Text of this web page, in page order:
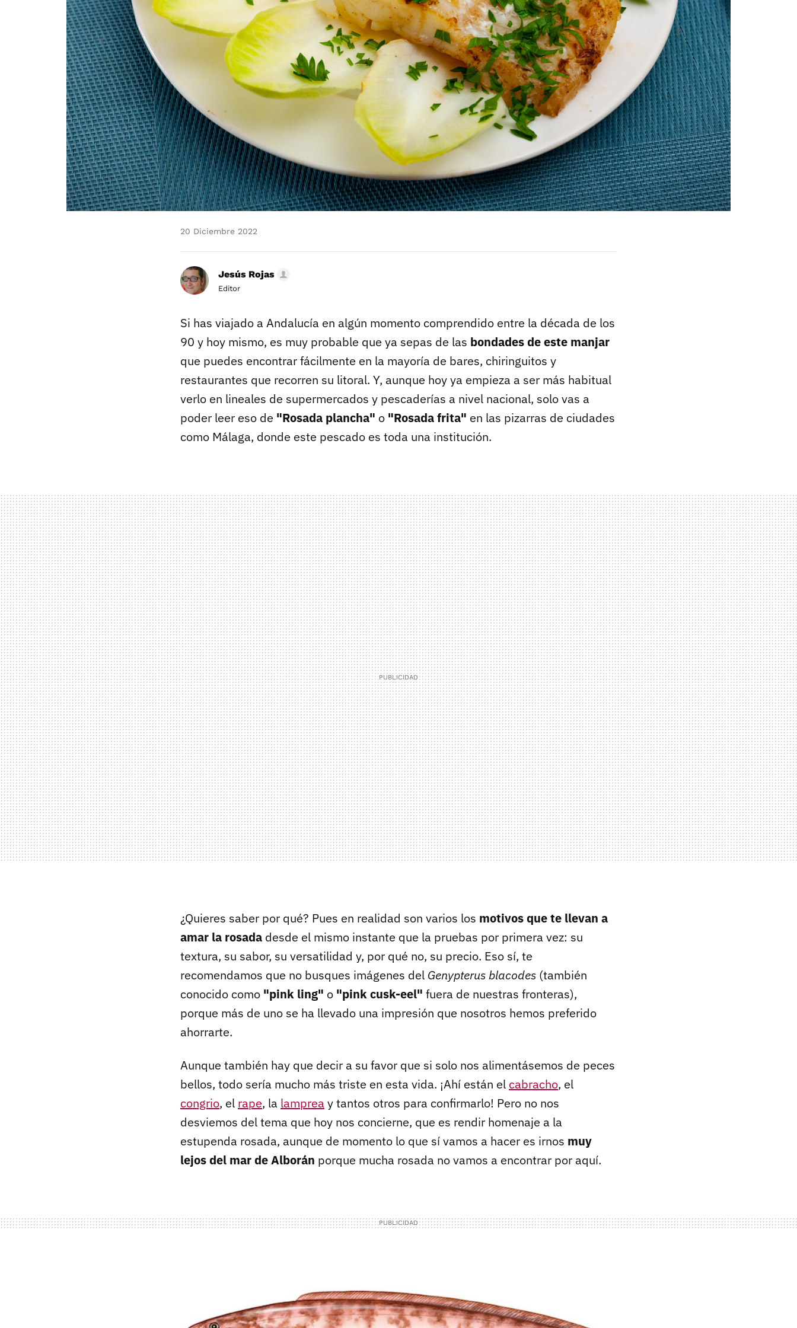
20 Diciembre 2022
Jesús Rojas
Editor
Si has viajado a Andalucía en algún momento comprendido entre la década de los
90 y hoy mismo, es muy probable que ya sepas de las bondades de este manjar
que puedes encontrar fácilmente en la mayoría de bares, chiringuitos y
restaurantes que recorren su litoral. Y, aunque hoy ya empieza a ser más habitual
verlo en lineales de supermercados y pescaderías a nivel nacional, solo vas a
poder leer eso de "Rosada plancha" o "Rosada frita" en las pizarras de ciudades
como Málaga, donde este pescado es toda una institución.
¿Quieres saber por qué? Pues en realidad son varios los motivos que te llevan a
amar la rosada desde el mismo instante que la pruebas por primera vez: su
textura, su sabor, su versatilidad y, por qué no, su precio. Eso sí, te
recomendamos que no busques imágenes del Genypterus blacodes (también
conocido como "pink ling" o "pink cusk-eel" fuera de nuestras fronteras),
porque más de uno se ha llevado una impresión que nosotros hemos preferido
ahorrarte.
Aunque también hay que decir a su favor que si solo nos alimentásemos de peces
bellos, todo sería mucho más triste en esta vida. ¡Ahí están el cabracho, el
congrio, el rape, la lampreay tantos otros para confirmarlo! Pero no nos
desviemos del tema que hoy nos concierne, que es rendir homenaje a la
estupenda rosada, aunque de momento lo que sí vamos a hacer es irnos muy
lejos del mar de Alborán porque mucha rosada no vamos a encontrar por aquí.